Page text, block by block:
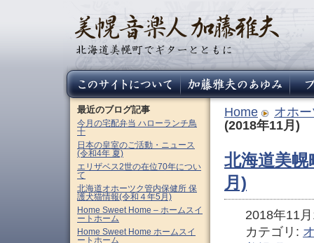
Home
オホ
(2018年11月)
北海道美幌
月)
2018年11
カテゴリ:
最近のブログ記事
今月の宅配弁当 ハローランチ鳥
十
日本の皇室のご活動・ニュース
(令和4年 夏)
エリザベス2世の在位70年につい
て
北海道オホーツク管内保健所 保
護犬猫情報(令和４年5月)
Home Sweet Home – ホームスイ
ートホーム
Home Sweet Home ホームスイ
ートホーム